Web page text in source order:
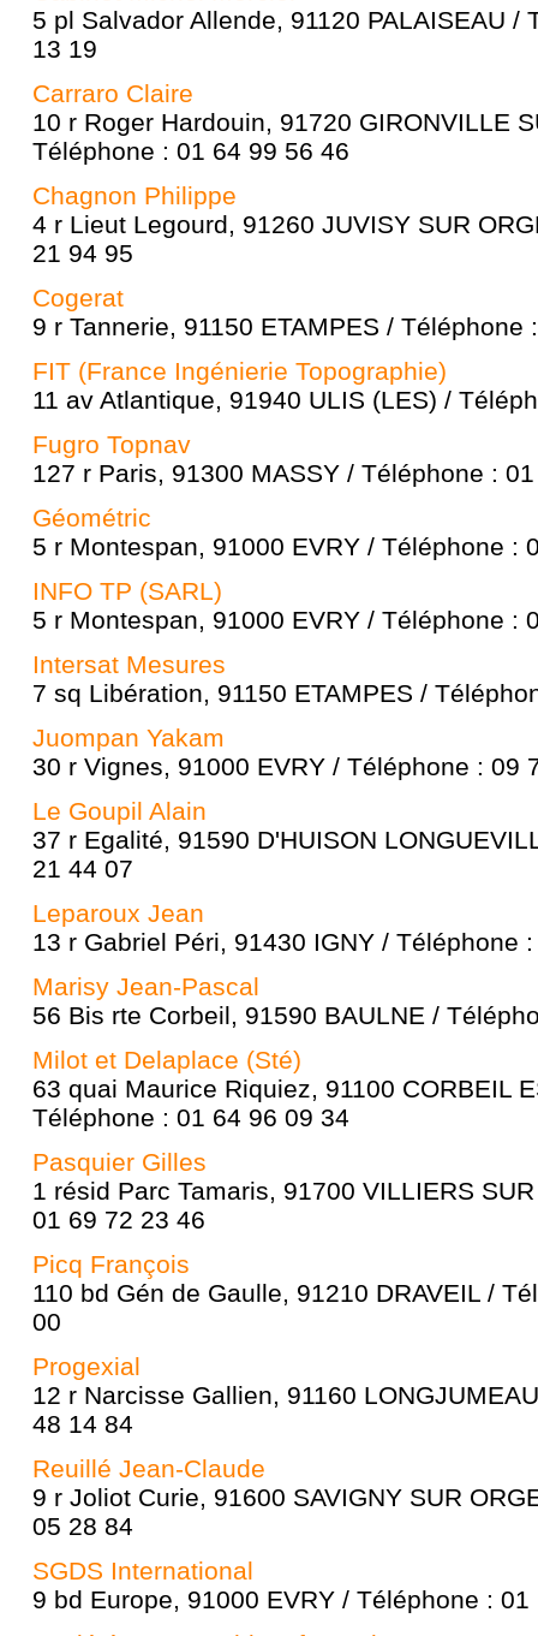
5 pl Salvador Allende, 91120 PALAISEAU /
13 19
Carraro Claire
10 r Roger Hardouin, 91720 GIRONVILLE
Téléphone : 01 64 99 56 46
Chagnon Philippe
4 r Lieut Legourd, 91260 JUVISY SUR
21 94 95
Cogerat
9 r Tannerie, 91150 ETAMPES / Téléphone
FIT (France Ingénierie Topographie)
11 av Atlantique, 91940 ULIS (LES) /
Fugro Topnav
127 r Paris, 91300 MASSY / Téléphone :
Géométric
5 r Montespan, 91000 EVRY / Téléphone :
INFO TP (SARL)
5 r Montespan, 91000 EVRY / Téléphone :
Intersat Mesures
7 sq Libération, 91150 ETAMPES /
Juompan Yakam
30 r Vignes, 91000 EVRY / Téléphone : 09
Le Goupil Alain
37 r Egalité, 91590 D'HUISON
21 44 07
Leparoux Jean
13 r Gabriel Péri, 91430 IGNY / Téléphone
Marisy Jean-Pascal
56 Bis rte Corbeil, 91590 BAULNE /
Milot et Delaplace (Sté)
63 quai Maurice Riquiez, 91100 CORBEIL
Téléphone : 01 64 96 09 34
Pasquier Gilles
1 résid Parc Tamaris, 91700 VILLIERS
01 69 72 23 46
Picq François
110 bd Gén de Gaulle, 91210 DRAVEIL /
00
Progexial
12 r Narcisse Gallien, 91160
48 14 84
Reuillé Jean-Claude
9 r Joliot Curie, 91600 SAVIGNY SUR
05 28 84
SGDS International
9 bd Europe, 91000 EVRY / Téléphone :